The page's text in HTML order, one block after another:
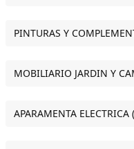
PINTURAS Y
MOBILIARIO JARDIN Y
APARAMENTA ELECTRICA